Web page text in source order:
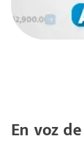
En voz